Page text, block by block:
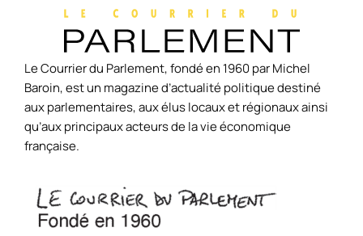
Le Courrier du Parlement, fondé en 1960 par Michel
Baroin, est un magazine d’actualité politique destiné
aux parlementaires, aux élus locaux et régionaux ainsi
qu’aux principaux acteurs de la vie économique
française.